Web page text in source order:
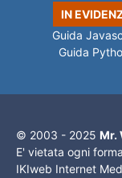
IN
Guida
Guida
© 2003 - 2025 Mr.
E' vietata ogni
IKIweb Internet